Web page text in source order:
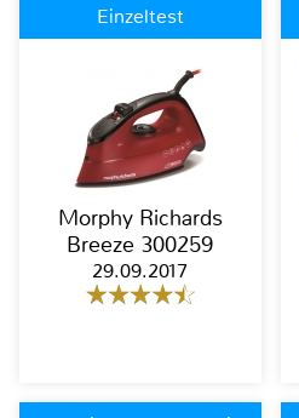
Einzeltest
Morphy Richards
Breeze 300259
29.09.2017